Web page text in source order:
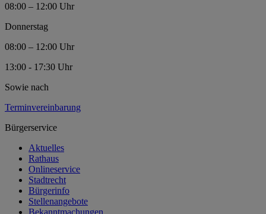
08:00 – 12:00 Uhr
Donnerstag
08:00 – 12:00 Uhr
13:00 - 17:30 Uhr
Sowie nach
Terminvereinbarung
Bürgerservice
Aktuelles
Rathaus
Onlineservice
Stadtrecht
Bürgerinfo
Stellenangebote
Bekanntmachungen